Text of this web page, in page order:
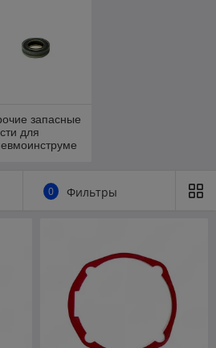
запасные
для
0 Фильтры